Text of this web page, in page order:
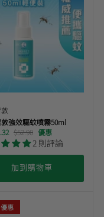
強效驅蚊噴霧50ml
$52.90 優惠
2 則評論
加到購物車
惠